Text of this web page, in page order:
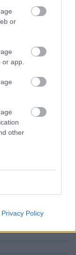
or
app.
other
Privacy Policy
is!
belső védővel
Atlético San